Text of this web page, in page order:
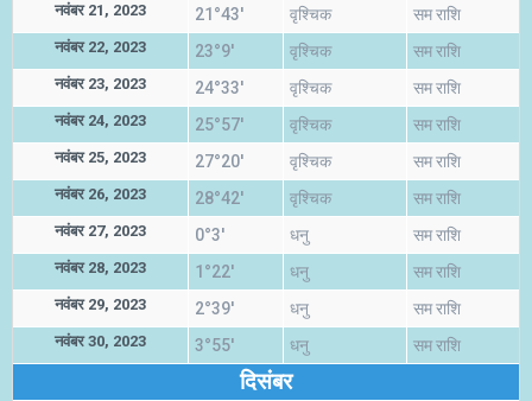
नवंबर 21, 2023 21°43' वृश्चिक सम राशि
नवंबर 22, 2023 23°9' वृश्चिक सम राशि
नवंबर 23, 2023 24°33' वृश्चिक सम राशि
नवंबर 24, 2023 25°57' वृश्चिक सम राशि
नवंबर 25, 2023 27°20' वृश्चिक सम राशि
नवंबर 26, 2023 28°42' वृश्चिक सम राशि
नवंबर 27, 2023 0°3' धनु सम राशि
नवंबर 28, 2023 1°22' धनु सम राशि
नवंबर 29, 2023 2°39' धनु सम राशि
नवंबर 30, 2023 3°55' धनु सम राशि
दिसंबर